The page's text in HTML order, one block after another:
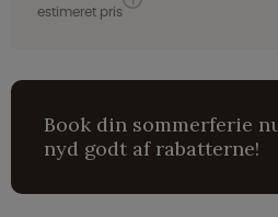
estimeret pris
Book din sommerferie
nyd godt af rabatterne!